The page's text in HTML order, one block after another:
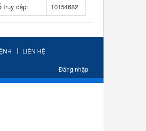
truy cập:
10154682
LIÊN HỆ
Đăng nhập